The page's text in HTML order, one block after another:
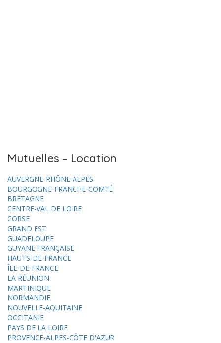
Mutuelles – Location
AUVERGNE-RHÔNE-ALPES
BOURGOGNE-FRANCHE-COMTÉ
BRETAGNE
CENTRE-VAL DE LOIRE
CORSE
GRAND EST
GUADELOUPE
GUYANE FRANÇAISE
HAUTS-DE-FRANCE
ÎLE-DE-FRANCE
LA RÉUNION
MARTINIQUE
NORMANDIE
NOUVELLE-AQUITAINE
OCCITANIE
PAYS DE LA LOIRE
PROVENCE-ALPES-CÔTE D'AZUR